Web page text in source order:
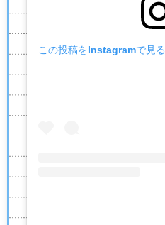
この投稿をInstagramで見る